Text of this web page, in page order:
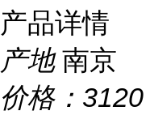
产品详情
产地 南京
价格： 3120